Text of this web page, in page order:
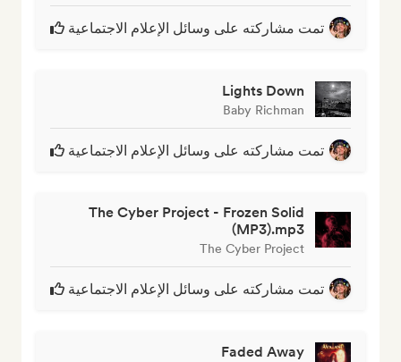
تمت مشاركته على وسائل الإعلام الاجتماعية
Lights Down
Baby Richman
تمت مشاركته على وسائل الإعلام الاجتماعية
The Cyber Project - Frozen Solid
(MP3).mp3
The Cyber Project
تمت مشاركته على وسائل الإعلام الاجتماعية
Faded Away